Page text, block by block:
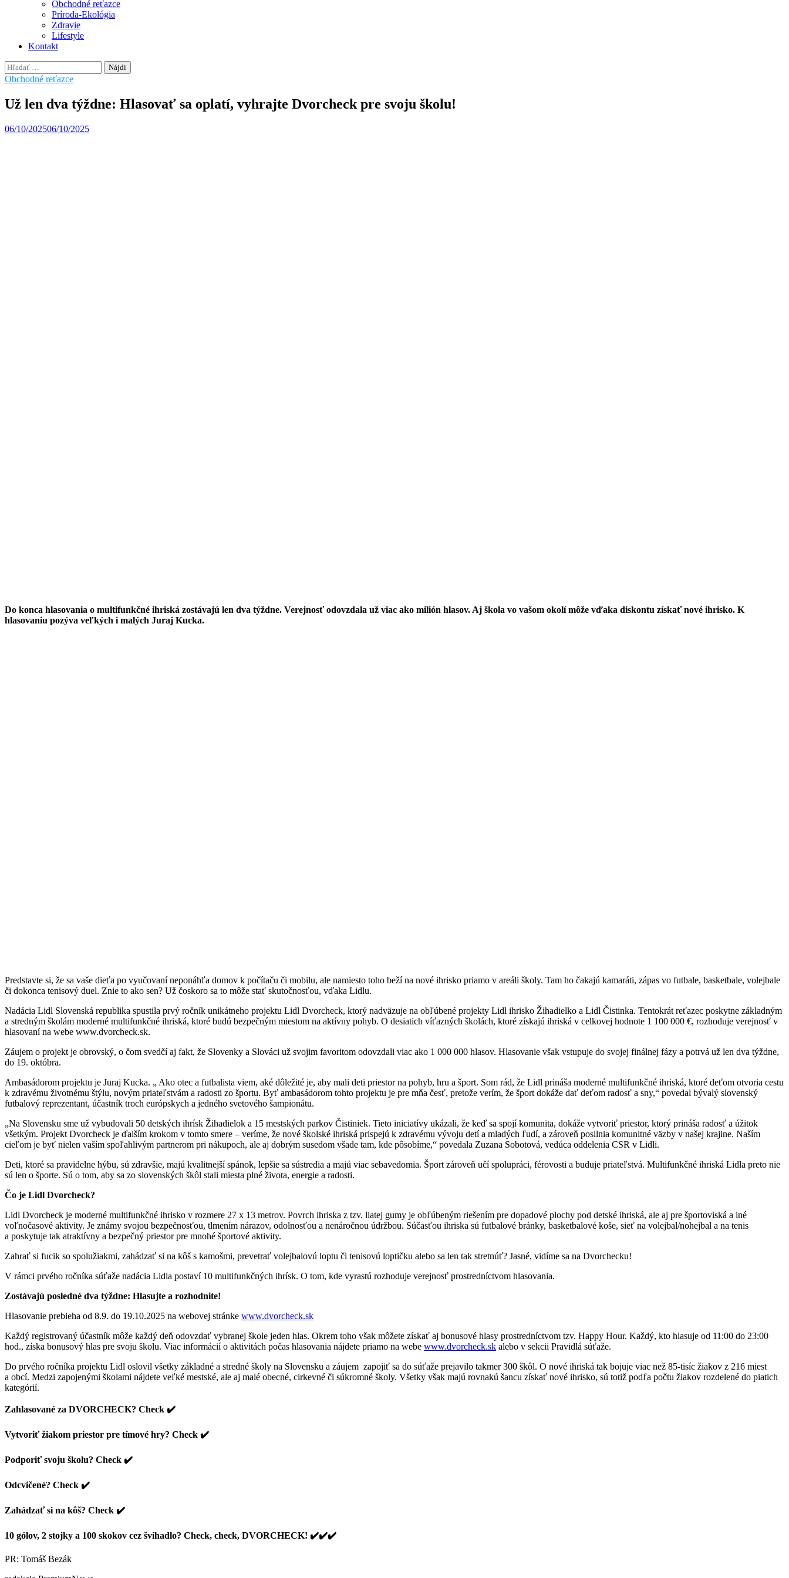
Obchodné reťazce
Príroda-Ekológia
Zdravie
Lifestyle
Kontakt
Hľadať:
Obchodné reťazce
Už len dva týždne: Hlasovať sa oplatí, vyhrajte Dvorcheck pre svoju školu!
06/10/202506/10/2025
Do konca hlasovania o multifunkčné ihriská zostávajú len dva týždne. Verejnosť odovzdala už viac ako milión hlasov. Aj škola vo vašom okolí môže vďaka diskontu získať nové ihrisko. K
hlasovaniu pozýva veľkých i malých Juraj Kucka.
Predstavte si, že sa vaše dieťa po vyučovaní neponáhľa domov k počítaču či mobilu, ale namiesto toho beží na nové ihrisko priamo v areáli školy. Tam ho čakajú kamaráti, zápas vo futbale, basketbale, volejbale
či dokonca tenisový duel. Znie to ako sen? Už čoskoro sa to môže stať skutočnosťou, vďaka Lidlu.
Nadácia Lidl Slovenská republika spustila prvý ročník unikátneho projektu Lidl Dvorcheck, ktorý nadväzuje na obľúbené projekty Lidl ihrisko Žihadielko a Lidl Čistinka. Tentokrát reťazec poskytne základným
a stredným školám moderné multifunkčné ihriská, ktoré budú bezpečným miestom na aktívny pohyb. O desiatich víťazných školách, ktoré získajú ihriská v celkovej hodnote 1 100 000 €, rozhoduje verejnosť v
hlasovaní na webe www.dvorcheck.sk.
Záujem o projekt je obrovský, o čom svedčí aj fakt, že Slovenky a Slováci už svojim favoritom odovzdali viac ako 1 000 000 hlasov. Hlasovanie však vstupuje do svojej finálnej fázy a potrvá už len dva týždne,
do 19. októbra.
Ambasádorom projektu je Juraj Kucka. „ Ako otec a futbalista viem, aké dôležité je, aby mali deti priestor na pohyb, hru a šport. Som rád, že Lidl prináša moderné multifunkčné ihriská, ktoré deťom otvoria cestu
k zdravému životnému štýlu, novým priateľstvám a radosti zo športu. Byť ambasádorom tohto projektu je pre mňa česť, pretože verím, že šport dokáže dať deťom radosť a sny,“ povedal bývalý slovenský
futbalový reprezentant, účastník troch európskych a jedného svetového šampionátu.
„Na Slovensku sme už vybudovali 50 detských ihrísk Žihadielok a 15 mestských parkov Čistiniek. Tieto iniciatívy ukázali, že keď sa spojí komunita, dokáže vytvoriť priestor, ktorý prináša radosť a úžitok
všetkým. Projekt Dvorcheck je ďalším krokom v tomto smere – veríme, že nové školské ihriská prispejú k zdravému vývoju detí a mladých ľudí, a zároveň posilnia komunitné väzby v našej krajine. Naším
cieľom je byť nielen vaším spoľahlivým partnerom pri nákupoch, ale aj dobrým susedom všade tam, kde pôsobíme,“ povedala Zuzana Sobotová, vedúca oddelenia CSR v Lidli.
Deti, ktoré sa pravidelne hýbu, sú zdravšie, majú kvalitnejší spánok, lepšie sa sústredia a majú viac sebavedomia. Šport zároveň učí spolupráci, férovosti a buduje priateľstvá. Multifunkčné ihriská Lidla preto nie
sú len o športe. Sú o tom, aby sa zo slovenských škôl stali miesta plné života, energie a radosti.
Čo je Lidl Dvorcheck?
Lidl Dvorcheck je moderné multifunkčné ihrisko v rozmere 27 x 13 metrov. Povrch ihriska z tzv. liatej gumy je obľúbeným riešením pre dopadové plochy pod detské ihriská, ale aj pre športoviská a iné
voľnočasové aktivity. Je známy svojou bezpečnosťou, tlmením nárazov, odolnosťou a nenáročnou údržbou. Súčasťou ihriska sú futbalové bránky, basketbalové koše, sieť na volejbal/nohejbal a na tenis
a poskytuje tak atraktívny a bezpečný priestor pre mnohé športové aktivity.
Zahrať si fucik so spolužiakmi, zahádzať si na kôš s kamošmi, prevetrať volejbalovú loptu či tenisovú loptičku alebo sa len tak stretnúť? Jasné, vidíme sa na Dvorchecku!
V rámci prvého ročníka súťaže nadácia Lidla postaví 10 multifunkčných ihrísk. O tom, kde vyrastú rozhoduje verejnosť prostredníctvom hlasovania.
Zostávajú posledné dva týždne: Hlasujte a rozhodnite!
Hlasovanie prebieha od 8.9. do 19.10.2025 na webovej stránke www.dvorcheck.sk
Každý registrovaný účastník môže každý deň odovzdať vybranej škole jeden hlas. Okrem toho však môžete získať aj bonusové hlasy prostredníctvom tzv. Happy Hour. Každý, kto hlasuje od 11:00 do 23:00
hod., získa bonusový hlas pre svoju školu. Viac informácií o aktivitách počas hlasovania nájdete priamo na webe www.dvorcheck.sk alebo v sekcii Pravidlá súťaže.
Do prvého ročníka projektu Lidl oslovil všetky základné a stredné školy na Slovensku a záujem zapojiť sa do súťaže prejavilo takmer 300 škôl. O nové ihriská tak bojuje viac než 85-tisíc žiakov z 216 miest
a obcí. Medzi zapojenými školami nájdete veľké mestské, ale aj malé obecné, cirkevné či súkromné školy. Všetky však majú rovnakú šancu získať nové ihrisko, sú totiž podľa počtu žiakov rozdelené do piatich
kategórií.
Zahlasované za DVORCHECK? Check ✔
Vytvoriť žiakom priestor pre tímové hry? Check ✔
Podporiť svoju školu? Check ✔
Odcvičené? Check ✔
Zahádzať si na kôš? Check ✔
10 gólov, 2 stojky a 100 skokov cez švihadlo? Check, check, DVORCHECK! ✔✔✔
PR: Tomáš Bezák